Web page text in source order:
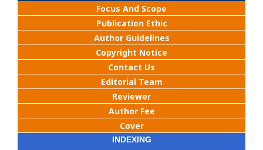
Focus And Scope
Publication Ethic
Author Guidelines
Copyright Notice
Contact Us
Editorial Team
Reviewer
Author Fee
Cover
INDEXING